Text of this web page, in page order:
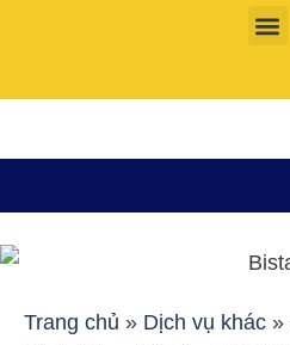
Trang chủ » Dịch vụ khác »